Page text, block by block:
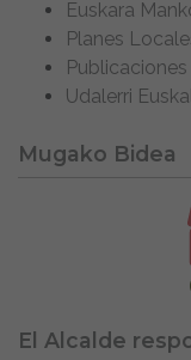
Euskara
Planes
Publicaciones
Udalerri
Mugako Bidea
El Alcalde